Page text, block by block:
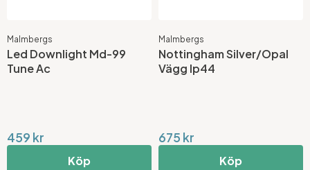
Malmbergs
Led Downlight Md-99
Tune Ac
459 kr
Köp
Malmbergs
Nottingham Silver/Opal
Vägg Ip44
675 kr
Köp